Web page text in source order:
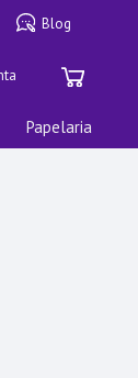
Blog
Papelaria